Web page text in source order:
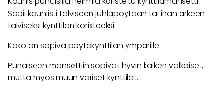
Sopii kauniisti talviseen juhlapöytään tai ihan arkeen
talviseksi kynttilän koristeeksi.
Koko on sopiva pöytäkynttilän ympärille.
Punaiseen mansettiin sopivat hyvin kaiken valkoiset,
mutta myös muun väriset kynttilät.